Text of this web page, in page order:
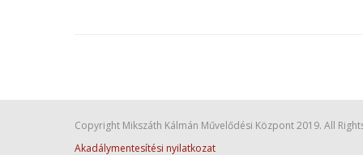
Copyright Mikszáth Kálmán Művelődési Központ 2019. All
Akadálymentesítési nyilatkozat